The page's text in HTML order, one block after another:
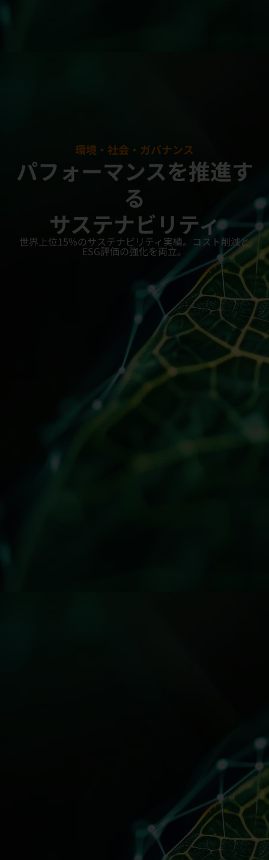
環境・社会・ガバナンス
パフォーマンスを推進す
る
サステナビリティ
世界上位15%のサステナビリティ実績。コスト削減と
ESG評価の強化を両立。